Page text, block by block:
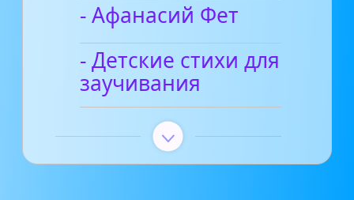
- Афанасий Фет
- Детские стихи для
заучивания